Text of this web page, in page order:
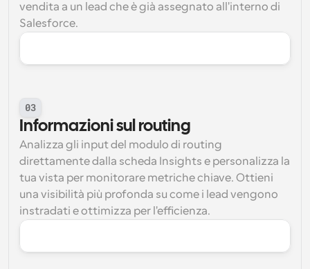
vendita a un lead che è già assegnato all'interno di
Salesforce.
03
Informazioni sul routing
Analizza gli input del modulo di routing
direttamente dalla scheda Insights e personalizza la
tua vista per monitorare metriche chiave. Ottieni
una visibilità più profonda su come i lead vengono
instradati e ottimizza per l'efficienza.